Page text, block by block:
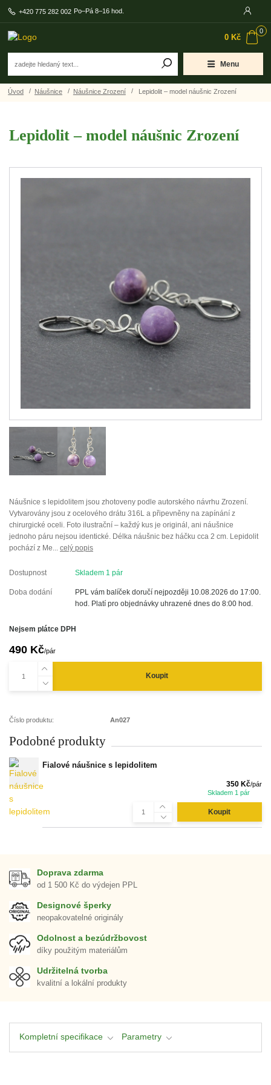
Menu
+420 775 282 002 Po–Pá 8–16 hod.
0
0 Kč
Úvod Náušnice Náušnice Zrození Lepidolit – model náušnic Zrození
Lepidolit – model náušnic Zrození
Náušnice s lepidolitem jsou zhotoveny podle autorského návrhu Zrození.
Vytvarovány jsou z ocelového drátu 316L a připevněny na zapínání z
chirurgické oceli. Foto ilustrační – každý kus je originál, ani náušnice
jednoho páru nejsou identické. Délka náušnic bez háčku cca 2 cm. Lepidolit
pochází z Me... celý popis
Dostupnost Skladem 1 pár
Doba dodání
PPL vám balíček doručí nejpozději 10.08.2026 do 17:00.
hod. Platí pro objednávky uhrazené dnes do 8:00 hod.
Nejsem plátce DPH
490 Kč/pár
Koupit
Číslo produktu: An027
Podobné produkty
Fialové náušnice s lepidolitem
350 Kč/pár
Skladem 1 pár
Koupit
Doprava zdarma
od 1 500 Kč do výdejen PPL
Designové šperky
neopakovatelné originály
Odolnost a bezúdržbovost
díky použitým materiálům
Udržitelná tvorba
kvalitní a lokální produkty
Kompletní specifikace Parametry